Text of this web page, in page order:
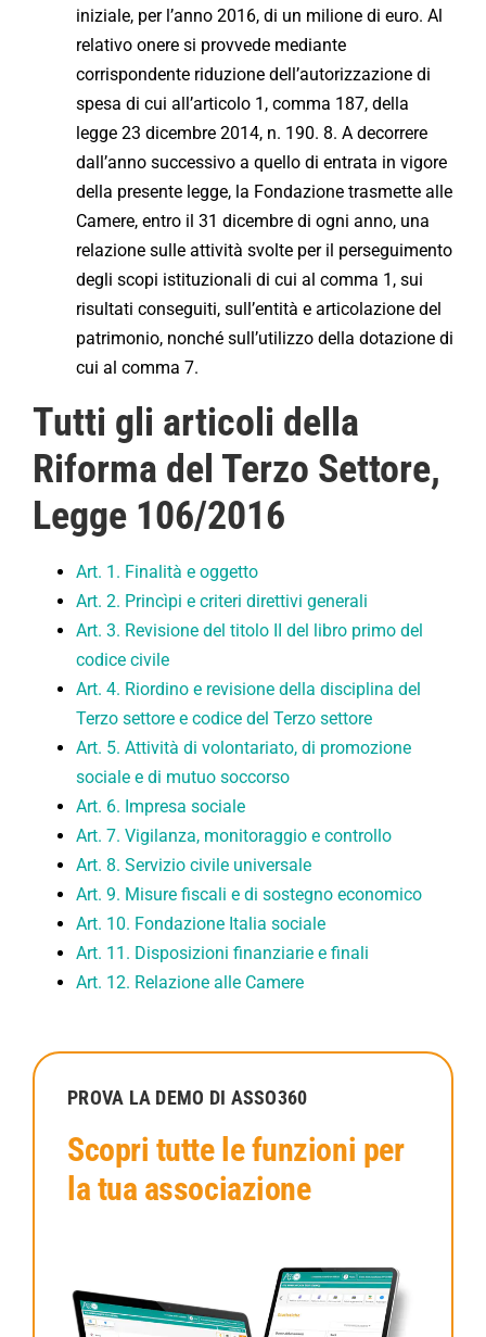
iniziale, per l’anno 2016, di un milione di euro. Al
relativo onere si provvede mediante
corrispondente riduzione dell’autorizzazione di
spesa di cui all’articolo 1, comma 187, della
legge 23 dicembre 2014, n. 190. 8. A decorrere
dall’anno successivo a quello di entrata in vigore
della presente legge, la Fondazione trasmette alle
Camere, entro il 31 dicembre di ogni anno, una
relazione sulle attività svolte per il perseguimento
degli scopi istituzionali di cui al comma 1, sui
risultati conseguiti, sull’entità e articolazione del
patrimonio, nonché sull’utilizzo della dotazione di
cui al comma 7.
Tutti gli articoli della
Riforma del Terzo Settore,
Legge 106/2016
Art. 1. Finalità e oggetto
Art. 2. Princìpi e criteri direttivi generali
Art. 3. Revisione del titolo II del libro primo del
codice civile
Art. 4. Riordino e revisione della disciplina del
Terzo settore e codice del Terzo settore
Art. 5. Attività di volontariato, di promozione
sociale e di mutuo soccorso
Art. 6. Impresa sociale
Art. 7. Vigilanza, monitoraggio e controllo
Art. 8. Servizio civile universale
Art. 9. Misure fiscali e di sostegno economico
Art. 10. Fondazione Italia sociale
Art. 11. Disposizioni finanziarie e finali
Art. 12. Relazione alle Camere
PROVA LA DEMO DI ASSO360
Scopri tutte le funzioni per
la tua associazione